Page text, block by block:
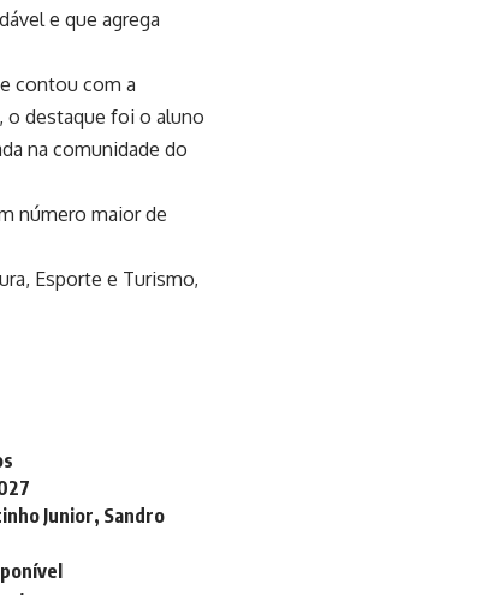
e que agrega
contou com a
o destaque foi o aluno
na comunidade do
número maior de
Esporte e Turismo,
Junior, Sandro